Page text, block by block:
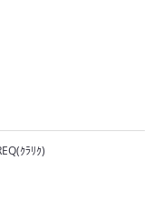
ｸﾗﾘｸ)